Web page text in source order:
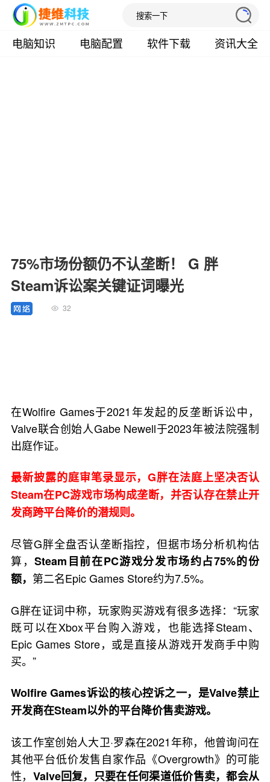
电脑知识 电脑配置 软件下载 资讯大全
75%市场份额仍不认垄断！ G 胖
Steam诉讼案关键证词曝光
32
在Wolfire Games于2021年发起的反垄断诉讼中，
Valve联合创始人Gabe Newell于2023年被法院强制
出庭作证。
最新披露的庭审笔录显示，G胖在法庭上坚决否认
Steam在PC游戏市场构成垄断，并否认存在禁止开
发商跨平台降价的潜规则。
尽管G胖全盘否认垄断指控，但据市场分析机构估
算，Steam目前在PC游戏分发市场约占75%的份
额， 第二名Epic Games Store约为7.5%。
G胖在证词中称，玩家购买游戏有很多选择：“玩家
既可以在Xbox平台购入游戏，也能选择Steam、
Epic Games Store，或是直接从游戏开发商手中购
买。”
Wolfire Games诉讼的核心控诉之一，是Valve禁止
开发商在Steam以外的平台降价售卖游戏。
该工作室创始人大卫·罗森在2021年称，他曾询问在
其他平台低价发售自家作品《Overgrowth》的可能
性， Valve回复，只要在任何渠道低价售卖，都会从